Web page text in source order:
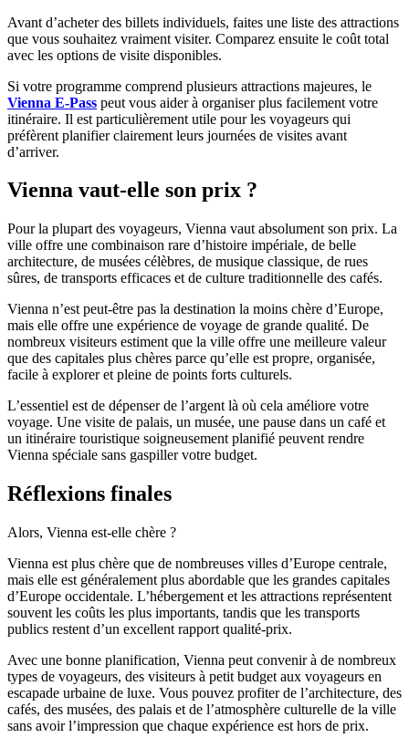
Avant d’acheter des billets individuels, faites une liste des attractions
que vous souhaitez vraiment visiter. Comparez ensuite le coût total
avec les options de visite disponibles.
Si votre programme comprend plusieurs attractions majeures, le
Vienna E-Pass peut vous aider à organiser plus facilement votre
itinéraire. Il est particulièrement utile pour les voyageurs qui
préfèrent planifier clairement leurs journées de visites avant
d’arriver.
Vienna vaut-elle son prix ?
Pour la plupart des voyageurs, Vienna vaut absolument son prix. La
ville offre une combinaison rare d’histoire impériale, de belle
architecture, de musées célèbres, de musique classique, de rues
sûres, de transports efficaces et de culture traditionnelle des cafés.
Vienna n’est peut-être pas la destination la moins chère d’Europe,
mais elle offre une expérience de voyage de grande qualité. De
nombreux visiteurs estiment que la ville offre une meilleure valeur
que des capitales plus chères parce qu’elle est propre, organisée,
facile à explorer et pleine de points forts culturels.
L’essentiel est de dépenser de l’argent là où cela améliore votre
voyage. Une visite de palais, un musée, une pause dans un café et
un itinéraire touristique soigneusement planifié peuvent rendre
Vienna spéciale sans gaspiller votre budget.
Réflexions finales
Alors, Vienna est-elle chère ?
Vienna est plus chère que de nombreuses villes d’Europe centrale,
mais elle est généralement plus abordable que les grandes capitales
d’Europe occidentale. L’hébergement et les attractions représentent
souvent les coûts les plus importants, tandis que les transports
publics restent d’un excellent rapport qualité-prix.
Avec une bonne planification, Vienna peut convenir à de nombreux
types de voyageurs, des visiteurs à petit budget aux voyageurs en
escapade urbaine de luxe. Vous pouvez profiter de l’architecture, des
cafés, des musées, des palais et de l’atmosphère culturelle de la ville
sans avoir l’impression que chaque expérience est hors de prix.